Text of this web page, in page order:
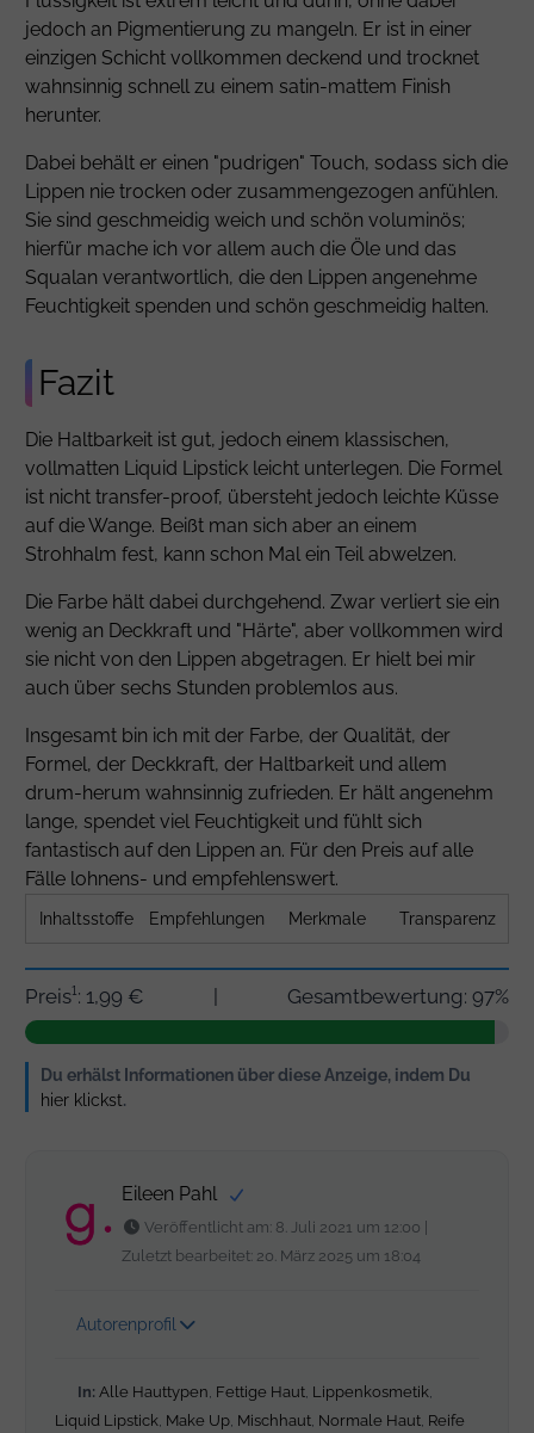
jedoch an Pigmentierung zu mangeln. Er ist in einer
einzigen Schicht vollkommen deckend und trocknet
wahnsinnig schnell zu einem satin-mattem Finish
herunter.
Dabei behält er einen "pudrigen" Touch, sodass sich die
Lippen nie trocken oder zusammengezogen anfühlen.
Sie sind geschmeidig weich und schön voluminös;
hierfür mache ich vor allem auch die Öle und das
Squalan verantwortlich, die den Lippen angenehme
Feuchtigkeit spenden und schön geschmeidig halten.
Fazit
Die Haltbarkeit ist gut, jedoch einem klassischen,
vollmatten Liquid Lipstick leicht unterlegen. Die Formel
ist nicht transfer-proof, übersteht jedoch leichte Küsse
auf die Wange. Beißt man sich aber an einem
Strohhalm fest, kann schon Mal ein Teil abwelzen.
Die Farbe hält dabei durchgehend. Zwar verliert sie ein
wenig an Deckkraft und "Härte", aber vollkommen wird
sie nicht von den Lippen abgetragen. Er hielt bei mir
auch über sechs Stunden problemlos aus.
Insgesamt bin ich mit der Farbe, der Qualität, der
Formel, der Deckkraft, der Haltbarkeit und allem
drum-herum wahnsinnig zufrieden. Er hält angenehm
lange, spendet viel Feuchtigkeit und fühlt sich
fantastisch auf den Lippen an. Für den Preis auf alle
Fälle lohnens- und empfehlenswert.
Inhaltsstoffe Empfehlungen Merkmale Transparenz
Preis¹: 1,99 € Gesamtbewertung: 97%
Du erhälst Informationen über diese Anzeige, indem Du
hier klickst.
Eileen Pahl
Veröffentlicht am: 8. Juli 2021 um 12:00 |
Zuletzt bearbeitet: 20. März 2025 um 18:04
Autorenprofil
In: Alle Hauttypen, Fettige Haut, Lippenkosmetik,
Liquid Lipstick, Make Up, Mischhaut, Normale Haut, Reife